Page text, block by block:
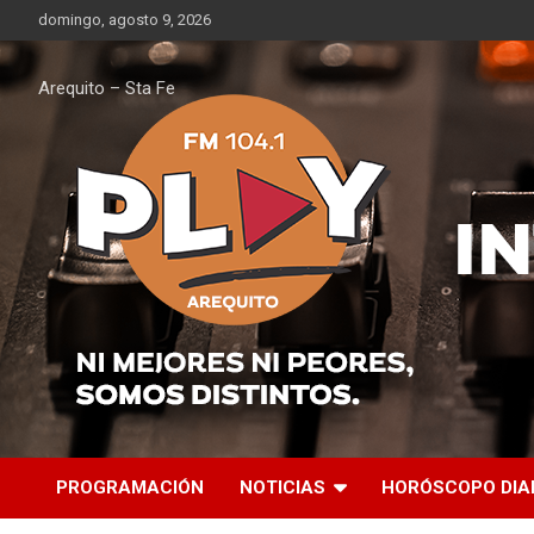
al
contenido
domingo, agosto 9, 2026
Arequito – Sta Fe
PROGRAMACIÓN NOTICIAS HORÓSCOPO